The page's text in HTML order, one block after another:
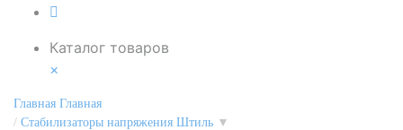
Каталог товаров
×
Главная Главная
/ Стабилизаторы напряжения Штиль ▼